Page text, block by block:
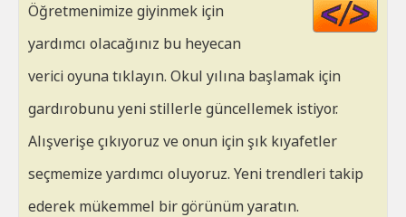
Öğretmenimize giyinmek için
yardımcı olacağınız bu heyecan
verici oyuna tıklayın. Okul yılına başlamak için
gardırobunu yeni stillerle güncellemek istiyor.
Alışverişe çıkıyoruz ve onun için şık kıyafetler
seçmemize yardımcı oluyoruz. Yeni trendleri takip
ederek mükemmel bir görünüm yaratın.